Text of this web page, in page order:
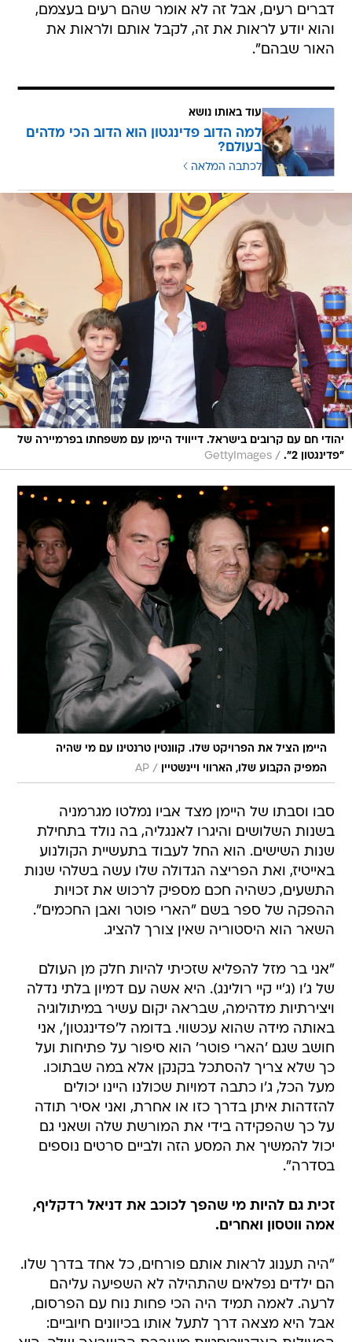
דברים רעים, אבל זה לא אומר שהם רעים בעצמם,
והוא יודע לראות את זה, לקבל אותם ולראות את
האור שבהם".
עוד באותו נושא
למה הדוב פדינגטון הוא הדוב הכי מדהים
בעולם?
לכתבה המלאה
יהודי חם עם קרובים בישראל. דייוויד היימן עם משפחתו בפרמיירה של
"פדינגטון 2".
/
GettyImages
היימן הציל את הפרויקט שלו. קוונטין טרנטינו עם מי שהיה
המפיק הקבוע שלו, הארווי ויינשטיין
/
AP
סבו וסבתו של היימן מצד אביו נמלטו מגרמניה
בשנות השלושים והיגרו לאנגליה, בה נולד בתחילת
שנות השישים. הוא החל לעבוד בתעשיית הקולנוע
באייטיז, ואת הפריצה הגדולה שלו עשה בשלהי שנות
התשעים, כשהיה חכם מספיק לרכוש את זכויות
ההפקה של ספר בשם "הארי פוטר ואבן החכמים".
השאר הוא היסטוריה שאין צורך להציג.
"אני בר מזל להפליא שזכיתי להיות חלק מן העולם
של ג'ו (ג'יי קיי רולינג). היא אשה עם דמיון בלתי נדלה
ויצירתיות מדהימה, שבראה יקום עשיר במיתולוגיה
באותה מידה שהוא עכשווי. בדומה ל'פדינגטון', אני
חושב שגם 'הארי פוטר' הוא סיפור על פתיחות ועל
כך שלא צריך להסתכל בקנקן אלא במה שבתוכו.
מעל הכל, ג'ו כתבה דמויות שכולנו היינו יכולים
להזדהות איתן בדרך כזו או אחרת, ואני אסיר תודה
על כך שהפקידה בידי את המורשת שלה ושאני גם
יכול להמשיך את המסע הזה ולביים סרטים נוספים
בסדרה".
זכית גם להיות מי שהפך לכוכב את דניאל רדקליף,
אמה ווטסון ואחרים.
"היה תענוג לראות אותם פורחים, כל אחד בדרך שלו.
הם ילדים נפלאים שהתהילה לא השפיעה עליהם
לרעה. לאמה תמיד היה הכי פחות נוח עם הפרסום,
אבל היא מצאה דרך לתעל אותו בכיוונים חיוביים: